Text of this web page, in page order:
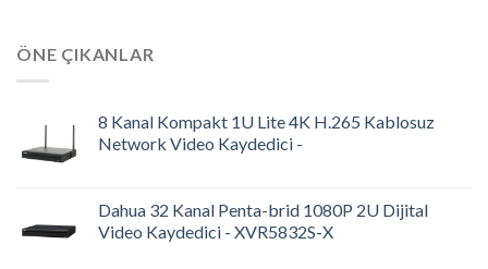
ÖNE ÇIKANLAR
8 Kanal Kompakt 1U Lite 4K H.265 Kablosuz
Network Video Kaydedici -
Dahua 32 Kanal Penta-brid 1080P 2U Dijital
Video Kaydedici - XVR5832S-X